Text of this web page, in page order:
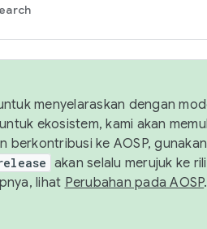
menyelaraskan dengan
ekosistem, kami akan
berkontribusi ke AOSP, gunakan
akan selalu merujuk ke
lihat Perubahan pada AOSP.